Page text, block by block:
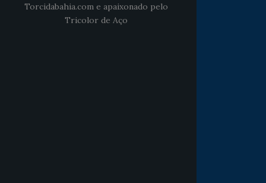
Torcidabahia.com e apaixonado pelo
Tricolor de Aço